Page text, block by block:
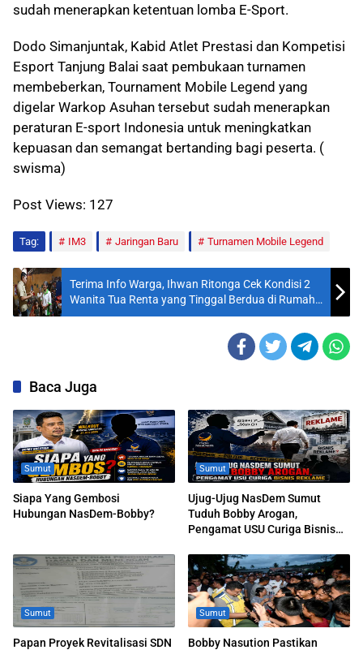
sudah menerapkan ketentuan lomba E-Sport.
Dodo Simanjuntak, Kabid Atlet Prestasi dan Kompetisi
Esport Tanjung Balai saat pembukaan turnamen
membeberkan, Tournament Mobile Legend yang
digelar Warkop Asuhan tersebut sudah menerapkan
peraturan E-sport Indonesia untuk meningkatkan
kepuasan dan semangat bertanding bagi peserta. (
swisma)
Post Views: 127
Tag: IM3 Jaringan Baru Turnamen Mobile Legend
Terima Info Warga, Ihwan Ritonga Cek Kondisi 2
Wanita Tua Renta yang Tinggal Berdua di Rumah
Kontrakan Denai
Baca Juga
Sumut
Siapa Yang Gembosi
Hubungan NasDem-Bobby?
Sumut
Ujug-Ujug NasDem Sumut
Tuduh Bobby Arogan,
Pengamat USU Curiga Bisnis
Sumut
Papan Proyek Revitalisasi SDN
Sumut
Bobby Nasution Pastikan